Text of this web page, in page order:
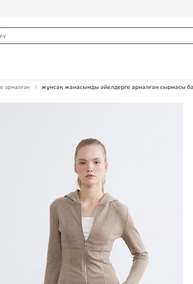
арналған жұмсақ жанасымды әйелдерге арналған сырмасы